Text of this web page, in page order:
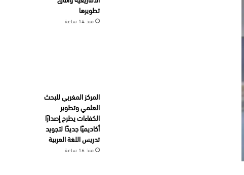
تطويرها
منذ 14 ساعة
المركز المغربي للبحث
العلمي وتطوير
الكفاءات يطرح إصدارًا
أكاديميًا جديدًا لتجويد
تدريس اللغة العربية
منذ 16 ساعة